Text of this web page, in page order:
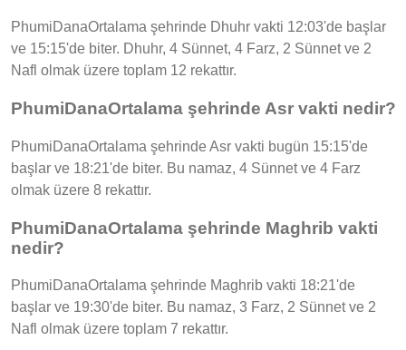
PhumiDanaOrtalama şehrinde Dhuhr vakti 12:03'de başlar
ve 15:15'de biter. Dhuhr, 4 Sünnet, 4 Farz, 2 Sünnet ve 2
Nafl olmak üzere toplam 12 rekattır.
PhumiDanaOrtalama şehrinde Asr vakti nedir?
PhumiDanaOrtalama şehrinde Asr vakti bugün 15:15'de
başlar ve 18:21'de biter. Bu namaz, 4 Sünnet ve 4 Farz
olmak üzere 8 rekattır.
PhumiDanaOrtalama şehrinde Maghrib vakti
nedir?
PhumiDanaOrtalama şehrinde Maghrib vakti 18:21'de
başlar ve 19:30'de biter. Bu namaz, 3 Farz, 2 Sünnet ve 2
Nafl olmak üzere toplam 7 rekattır.